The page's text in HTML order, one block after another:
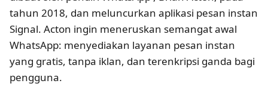
tahun 2018, dan meluncurkan aplikasi pesan instan
Signal. Acton ingin meneruskan semangat awal
WhatsApp: menyediakan layanan pesan instan
yang gratis, tanpa iklan, dan terenkripsi ganda bagi
pengguna.